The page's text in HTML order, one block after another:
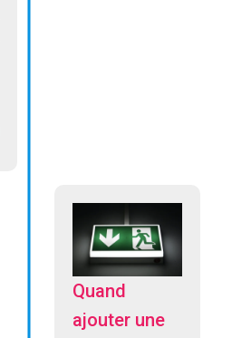
Quand
ajouter une